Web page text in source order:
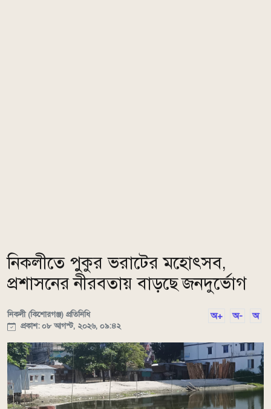
নিকলীতে পুকুর ভরাটের মহোৎসব,
প্রশাসনের নীরবতায় বাড়ছে জনদুর্ভোগ
নিকলী (কিশোরগঞ্জ) প্রতিনিধি
প্রকাশ: ০৮ আগস্ট, ২০২৬, ০৯:৪২
অ+ অ- অ